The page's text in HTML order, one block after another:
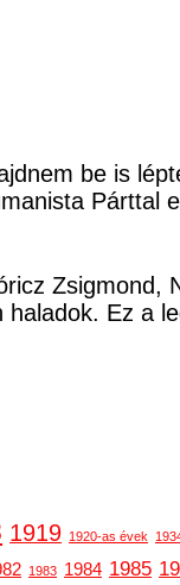
be is
Párttal
Zsigmond,
Ez a
1919 1920-as évek
1983 1984 1985